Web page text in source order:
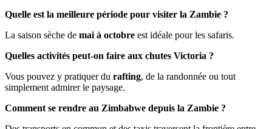
Quelle est la meilleure période pour visiter la Zambie ?
La saison sèche de mai à octobre est idéale pour les safaris.
Quelles activités peut-on faire aux chutes Victoria ?
Vous pouvez y pratiquer du rafting, de la randonnée ou tout
simplement admirer le paysage.
Comment se rendre au Zimbabwe depuis la Zambie ?